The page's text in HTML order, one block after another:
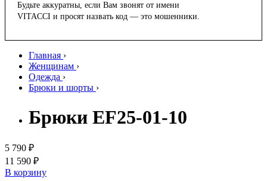
Будьте аккуратны, если Вам звонят от имени
VITACCI и просят назвать код — это мошенники.
Главная ›
Женщинам ›
Одежда ›
Брюки и шорты ›
Брюки EF25-01-10
5 790 ₽
11 590 ₽
В корзину